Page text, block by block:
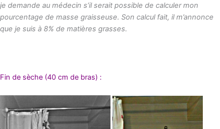
je demande au médecin s’il serait possible de calculer mon
pourcentage de masse graisseuse. Son calcul fait, il m’annonce
que je suis à 8% de matières grasses.
Fin de sèche (40 cm de bras) :